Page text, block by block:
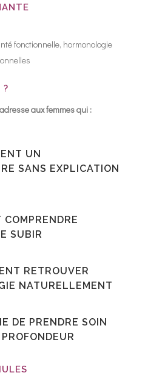
fonctionnelle, hormonologie
?
aux femmes qui :
UN
SANS EXPLICATION
SUBIR
RETROUVER
NATURELLEMENT
DE PRENDRE SOIN